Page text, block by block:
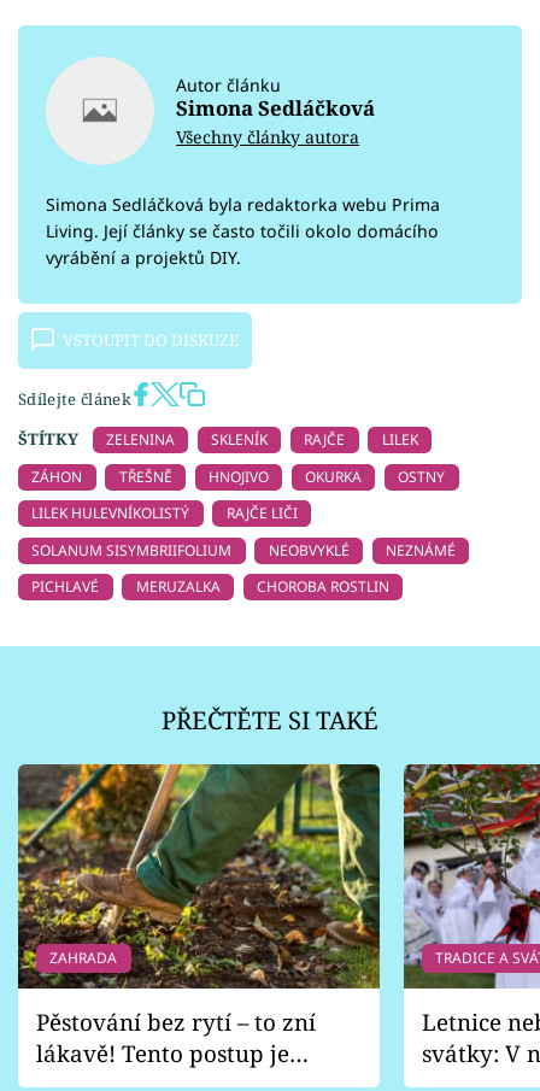
Autor článku
Simona Sedláčková
Všechny články autora
Simona Sedláčková byla redaktorka webu Prima
Living. Její články se často točili okolo domácího
vyrábění a projektů DIY.
VSTOUPIT DO DISKUZE
Sdílejte článek
ŠTÍTKY
ZELENINA SKLENÍK RAJČE
LILEK
ZÁHON
TŘEŠNĚ HNOJIVO OKURKA
OSTNY
LILEK HULEVNÍKOLISTÝ
RAJČE LIČI
SOLANUM SISYMBRIIFOLIUM
NEOBVYKLÉ
NEZNÁMÉ
PICHLAVÉ
MERUZALKA CHOROBA ROSTLIN
PŘEČTĚTE SI TAKÉ
ZAHRADA
Pěstování bez rytí – to zní
lákavě! Tento postup je
vhodný jen pro některé
TRADICE A
Letnice
svátky: V
pondělí